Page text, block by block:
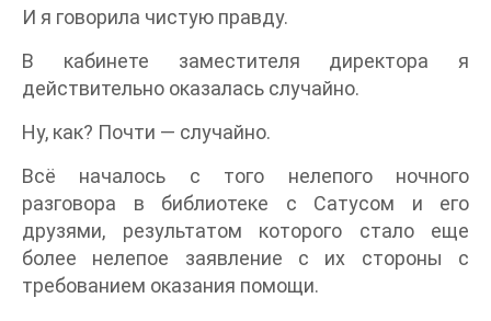
И я говорила чистую правду.
В кабинете заместителя директора я
действительно оказалась случайно.
Ну, как? Почти — случайно.
Всё началось с того нелепого ночного
разговора в библиотеке с Сатусом и его
друзями, результатом которого стало еще
более нелепое заявление с их стороны с
требованием оказания помощи.